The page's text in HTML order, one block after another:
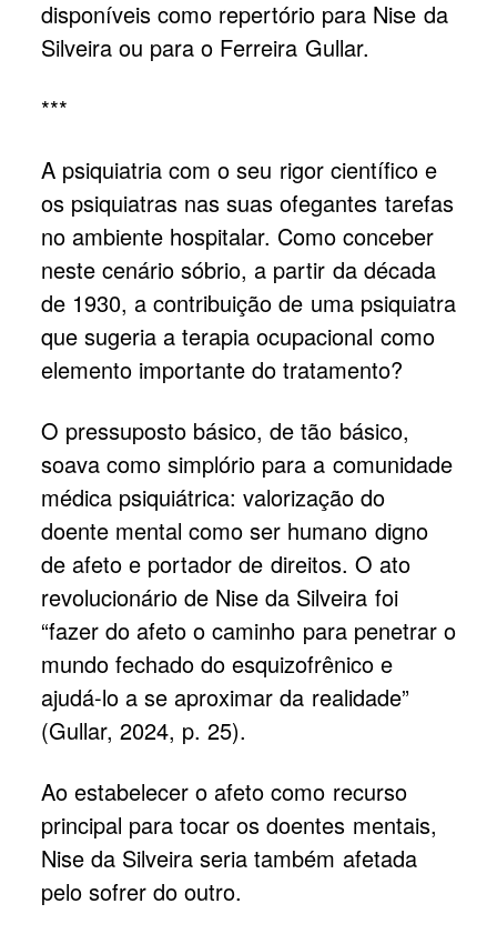
disponíveis como repertório para Nise da
Silveira ou para o Ferreira Gullar.
***
A psiquiatria com o seu rigor científico e
os psiquiatras nas suas ofegantes tarefas
no ambiente hospitalar. Como conceber
neste cenário sóbrio, a partir da década
de 1930, a contribuição de uma psiquiatra
que sugeria a terapia ocupacional como
elemento importante do tratamento?
O pressuposto básico, de tão básico,
soava como simplório para a comunidade
médica psiquiátrica: valorização do
doente mental como ser humano digno
de afeto e portador de direitos. O ato
revolucionário de Nise da Silveira foi
“fazer do afeto o caminho para penetrar o
mundo fechado do esquizofrênico e
ajudá-lo a se aproximar da realidade”
(Gullar, 2024, p. 25).
Ao estabelecer o afeto como recurso
principal para tocar os doentes mentais,
Nise da Silveira seria também afetada
pelo sofrer do outro.